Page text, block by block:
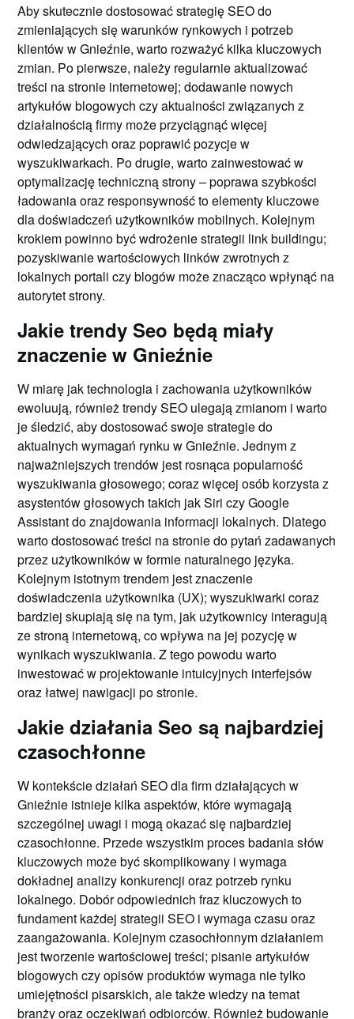
Aby skutecznie dostosować strategię SEO do
zmieniających się warunków rynkowych i potrzeb
klientów w Gnieźnie, warto rozważyć kilka kluczowych
zmian. Po pierwsze, należy regularnie aktualizować
treści na stronie internetowej; dodawanie nowych
artykułów blogowych czy aktualności związanych z
działalnością firmy może przyciągnąć więcej
odwiedzających oraz poprawić pozycje w
wyszukiwarkach. Po drugie, warto zainwestować w
optymalizację techniczną strony – poprawa szybkości
ładowania oraz responsywność to elementy kluczowe
dla doświadczeń użytkowników mobilnych. Kolejnym
krokiem powinno być wdrożenie strategii link buildingu;
pozyskiwanie wartościowych linków zwrotnych z
lokalnych portali czy blogów może znacząco wpłynąć na
autorytet strony.
Jakie trendy Seo będą miały
znaczenie w Gnieźnie
W miarę jak technologia i zachowania użytkowników
ewoluują, również trendy SEO ulegają zmianom i warto
je śledzić, aby dostosować swoje strategie do
aktualnych wymagań rynku w Gnieźnie. Jednym z
najważniejszych trendów jest rosnąca popularność
wyszukiwania głosowego; coraz więcej osób korzysta z
asystentów głosowych takich jak Siri czy Google
Assistant do znajdowania informacji lokalnych. Dlatego
warto dostosować treści na stronie do pytań zadawanych
przez użytkowników w formie naturalnego języka.
Kolejnym istotnym trendem jest znaczenie
doświadczenia użytkownika (UX); wyszukiwarki coraz
bardziej skupiają się na tym, jak użytkownicy interagują
ze stroną internetową, co wpływa na jej pozycję w
wynikach wyszukiwania. Z tego powodu warto
inwestować w projektowanie intuicyjnych interfejsów
oraz łatwej nawigacji po stronie.
Jakie działania Seo są najbardziej
czasochłonne
W kontekście działań SEO dla firm działających w
Gnieźnie istnieje kilka aspektów, które wymagają
szczególnej uwagi i mogą okazać się najbardziej
czasochłonne. Przede wszystkim proces badania słów
kluczowych może być skomplikowany i wymaga
dokładnej analizy konkurencji oraz potrzeb rynku
lokalnego. Dobór odpowiednich fraz kluczowych to
fundament każdej strategii SEO i wymaga czasu oraz
zaangażowania. Kolejnym czasochłonnym działaniem
jest tworzenie wartościowej treści; pisanie artykułów
blogowych czy opisów produktów wymaga nie tylko
umiejętności pisarskich, ale także wiedzy na temat
branży oraz oczekiwań odbiorców. Również budowanie